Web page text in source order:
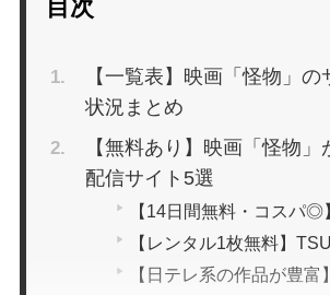
目次
【一覧表】映画「怪物」
状況まとめ
【無料あり】映画「怪物
配信サイト5選
【14日間無料・コスパ◎
【レンタル1枚無料】
【日テレ系の作品が豊富